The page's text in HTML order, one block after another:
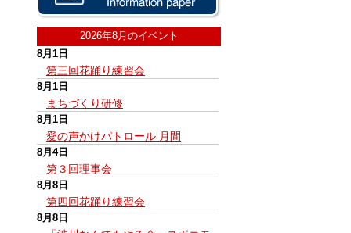
2026年8月のイベント
8月1日
第三回花踊り練習会
8月1日
まちづくり研修
8月1日
愛の声かけパトロール 月間
8月4日
第３回理事会
8月8日
第四回花踊り練習会
8月8日